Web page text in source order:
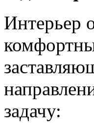
Интерьер
задачу: